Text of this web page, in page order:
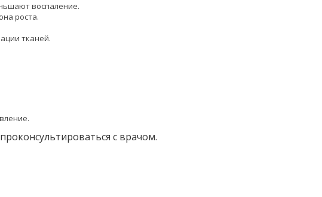
воспаление.
роста.
тканей.
с врачом.